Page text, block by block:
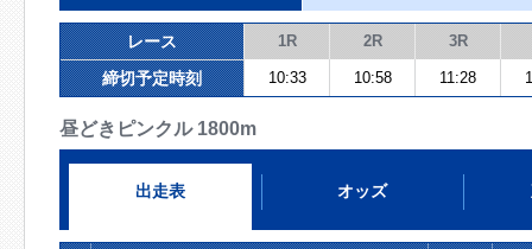
レース 1R 2R 3R
締切予定時刻 10:33 10:58 11:28
昼どきピンクル 1800m
出走表 オッズ